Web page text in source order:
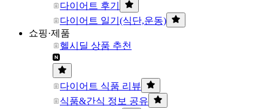
다이어트 후기
다이어트 일기(식단,운동)
쇼핑·제품
헬시딜 상품 추천
다이어트 식품 리뷰
식품&간식 정보 공유